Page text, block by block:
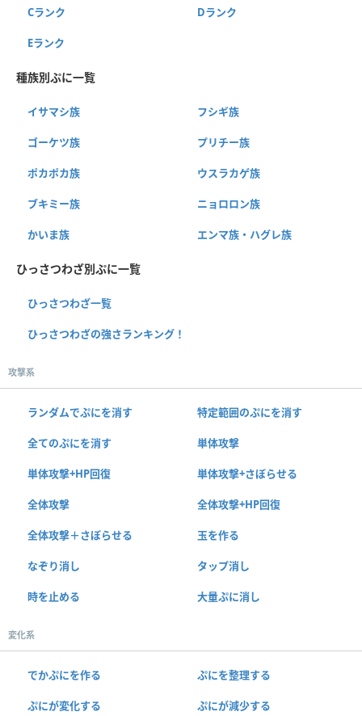
Cランク Dランク
Eランク
種族別ぷに一覧
イサマシ族 フシギ族
ゴーケツ族 プリチー族
ポカポカ族 ウスラカゲ族
ブキミー族 ニョロロン族
かいま族 エンマ族・ハグレ族
ひっさつわざ別ぷに一覧
ひっさつわざ一覧
ひっさつわざの強さランキング！
攻撃系
ランダムでぷにを消す 特定範囲のぷにを消す
全てのぷにを消す 単体攻撃
単体攻撃+HP回復 単体攻撃+さぼらせる
全体攻撃 全体攻撃+HP回復
全体攻撃＋さぼらせる 玉を作る
なぞり消し タップ消し
時を止める 大量ぷに消し
変化系
でかぷにを作る ぷにを整理する
ぷにが変化する ぷにが減少する